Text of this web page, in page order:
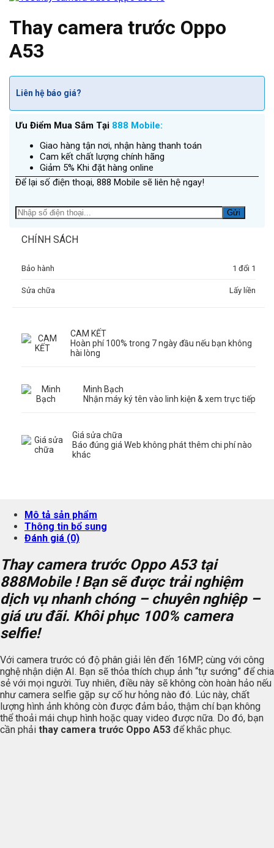
Thay camera trước Oppo
A53
Liên hệ báo giá?
Ưu Điểm Mua Sắm Tại 888 Mobile:
Giao hàng tận nơi, nhận hàng thanh toán
Cam kết chất lượng chính hãng
Giảm 5% Khi đặt hàng online
Để lại số điện thoại, 888 Mobile sẽ liên hệ ngay!
CHÍNH SÁCH
Bảo hành 1 đổi 1
Sửa chữa Lấy liền
CAM KẾT
Hoàn phí 100% trong 7 ngày đầu nếu bạn không
hài lòng
Minh Bạch
Nhận máy ký tên vào linh kiện & xem trực tiếp
Giá sửa chữa
Báo đúng giá Web không phát thêm chi phí nào
khác
Mô tả sản phẩm
Thông tin bổ sung
Đánh giá (0)
Thay camera trước Oppo A53 tại
888Mobile ! Bạn sẽ được trải nghiệm
dịch vụ nhanh chóng – chuyên nghiệp –
giá ưu đãi. Khôi phục 100% camera
selfie!
Với camera trước có độ phân giải lên đến 16MP, cùng với công
nghệ nhận diện AI. Bạn sẽ thỏa thích chụp ảnh “tự sướng” để chia
sẻ với mọi người. Tuy nhiên, điều này sẽ không còn hoàn hảo nếu
như camera selfie gặp sự cố hư hỏng nào đó. Lúc này, chất
lượng hình ảnh không còn được đảm bảo, thậm chí bạn không
thể thoải mái chụp hình hoặc quay video được nữa. Do đó, bạn
cần phải thay camera trước Oppo A53 để khắc phục.